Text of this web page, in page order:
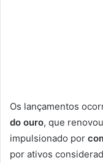
Os lançamentos
do ouro, que
impulsionado por
por ativos